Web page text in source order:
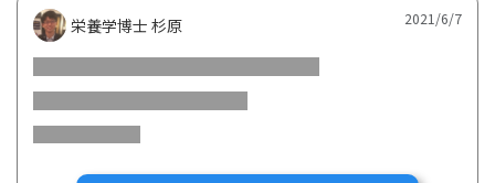
地獄の激痛や、動けなくなるほどの不快感（食べ物が通過す
れば一時的に消える）がなくなりベッドの上から開放される
が
階段を登っただけで２〜３時間行息切れを起こし横にならな
いと何もやる気が起きなくなる。アルブミンの値が１．５未
満だったので極度の栄養失調が原因だと思う。
という症状が起きる
栄養学博士 杉原 2021/6/7